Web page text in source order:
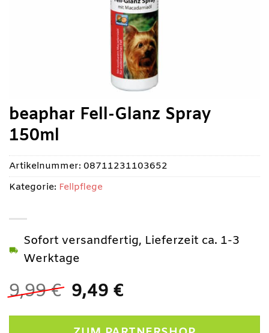
beaphar Fell-Glanz Spray
150ml
9,99€ Ursprünglicher
war:
9,49 €Aktueller
ist:
Sofort versandfertig, Lieferzeit ca. 1-3
Werktage
Artikelnummer: 08711231103652
Kategorie: Fellpflege